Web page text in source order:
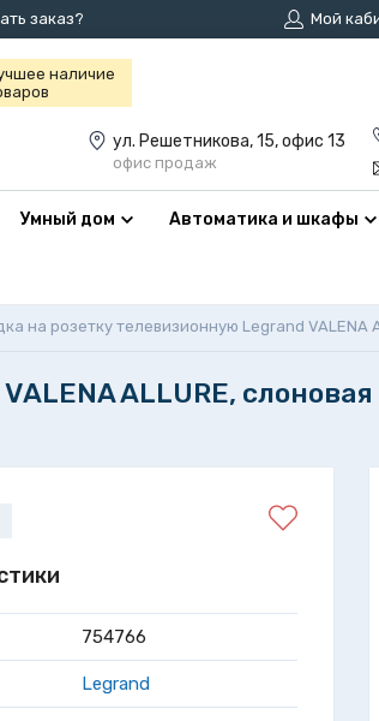
заказ? Мой
наличие
ул. Решетникова, 15, офис 13
офис продаж
Умный дом Автоматика и шкафы
на розетку телевизионную Legrand VALENA
ALLURE, слоновая
754766
Legrand